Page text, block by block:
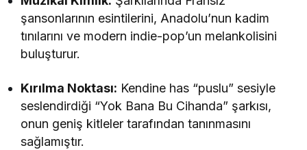
şansonlarının esintilerini, Anadolu’nun kadim
tınılarını ve modern indie-pop’un melankolisini
buluşturur.
Kırılma Noktası: Kendine has “puslu” sesiyle
seslendirdiği “Yok Bana Bu Cihanda” şarkısı,
onun geniş kitleler tarafından tanınmasını
sağlamıştır.